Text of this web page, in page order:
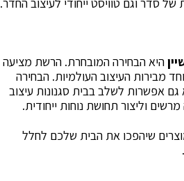
היא הבחירה המובחרת. הרשת מציעה
מבירות העיצוב העולמיות. הבחירה
אפשרות לשלב בבית סגנונות עיצוב
וליצור תחושת נוחות ייחודית.
שיהפכו את הבית שלכם לחלל